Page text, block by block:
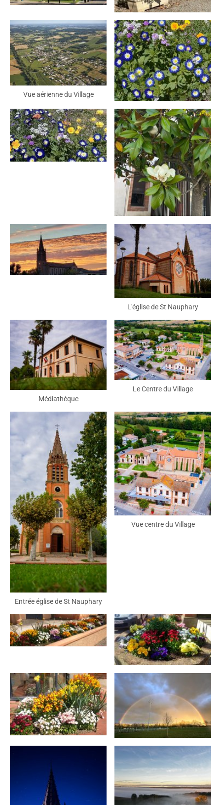
Vue aérienne du Village
L'église de St Nauphary
Médiathéque
Le Centre du Village
Entrée église de St Nauphary
Vue centre du Village